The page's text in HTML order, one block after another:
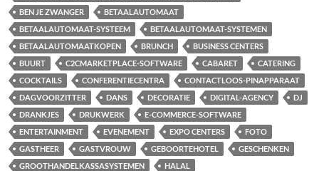
BEN JE ZWANGER
BETAALAUTOMAAT
BETAALAUTOMAAT-SYSTEEM
BETAALAUTOMAAT-SYSTEMEN
BETAALAUTOMAATKOPEN
BRUNCH
BUSINESS CENTERS
BUURT
C2CMARKETPLACE-SOFTWARE CABARET
CATERING
COCKTAILS
CONFERENTIECENTRA
CONTACTLOOS-PINAPPARAAT
DAGVOORZITTER
DANS DECORATIE DIGITAL-AGENCY
DJ
DRANKJES
DRUKWERK
E-COMMERCE-SOFTWARE
ENTERTAINMENT
EVENEMENT EXPO CENTERS
FOTO
GASTHEER
GASTVROUW GEBOORTEHOTEL
GESCHENKEN
GROOTHANDELKASSASYSTEMEN
HALAL